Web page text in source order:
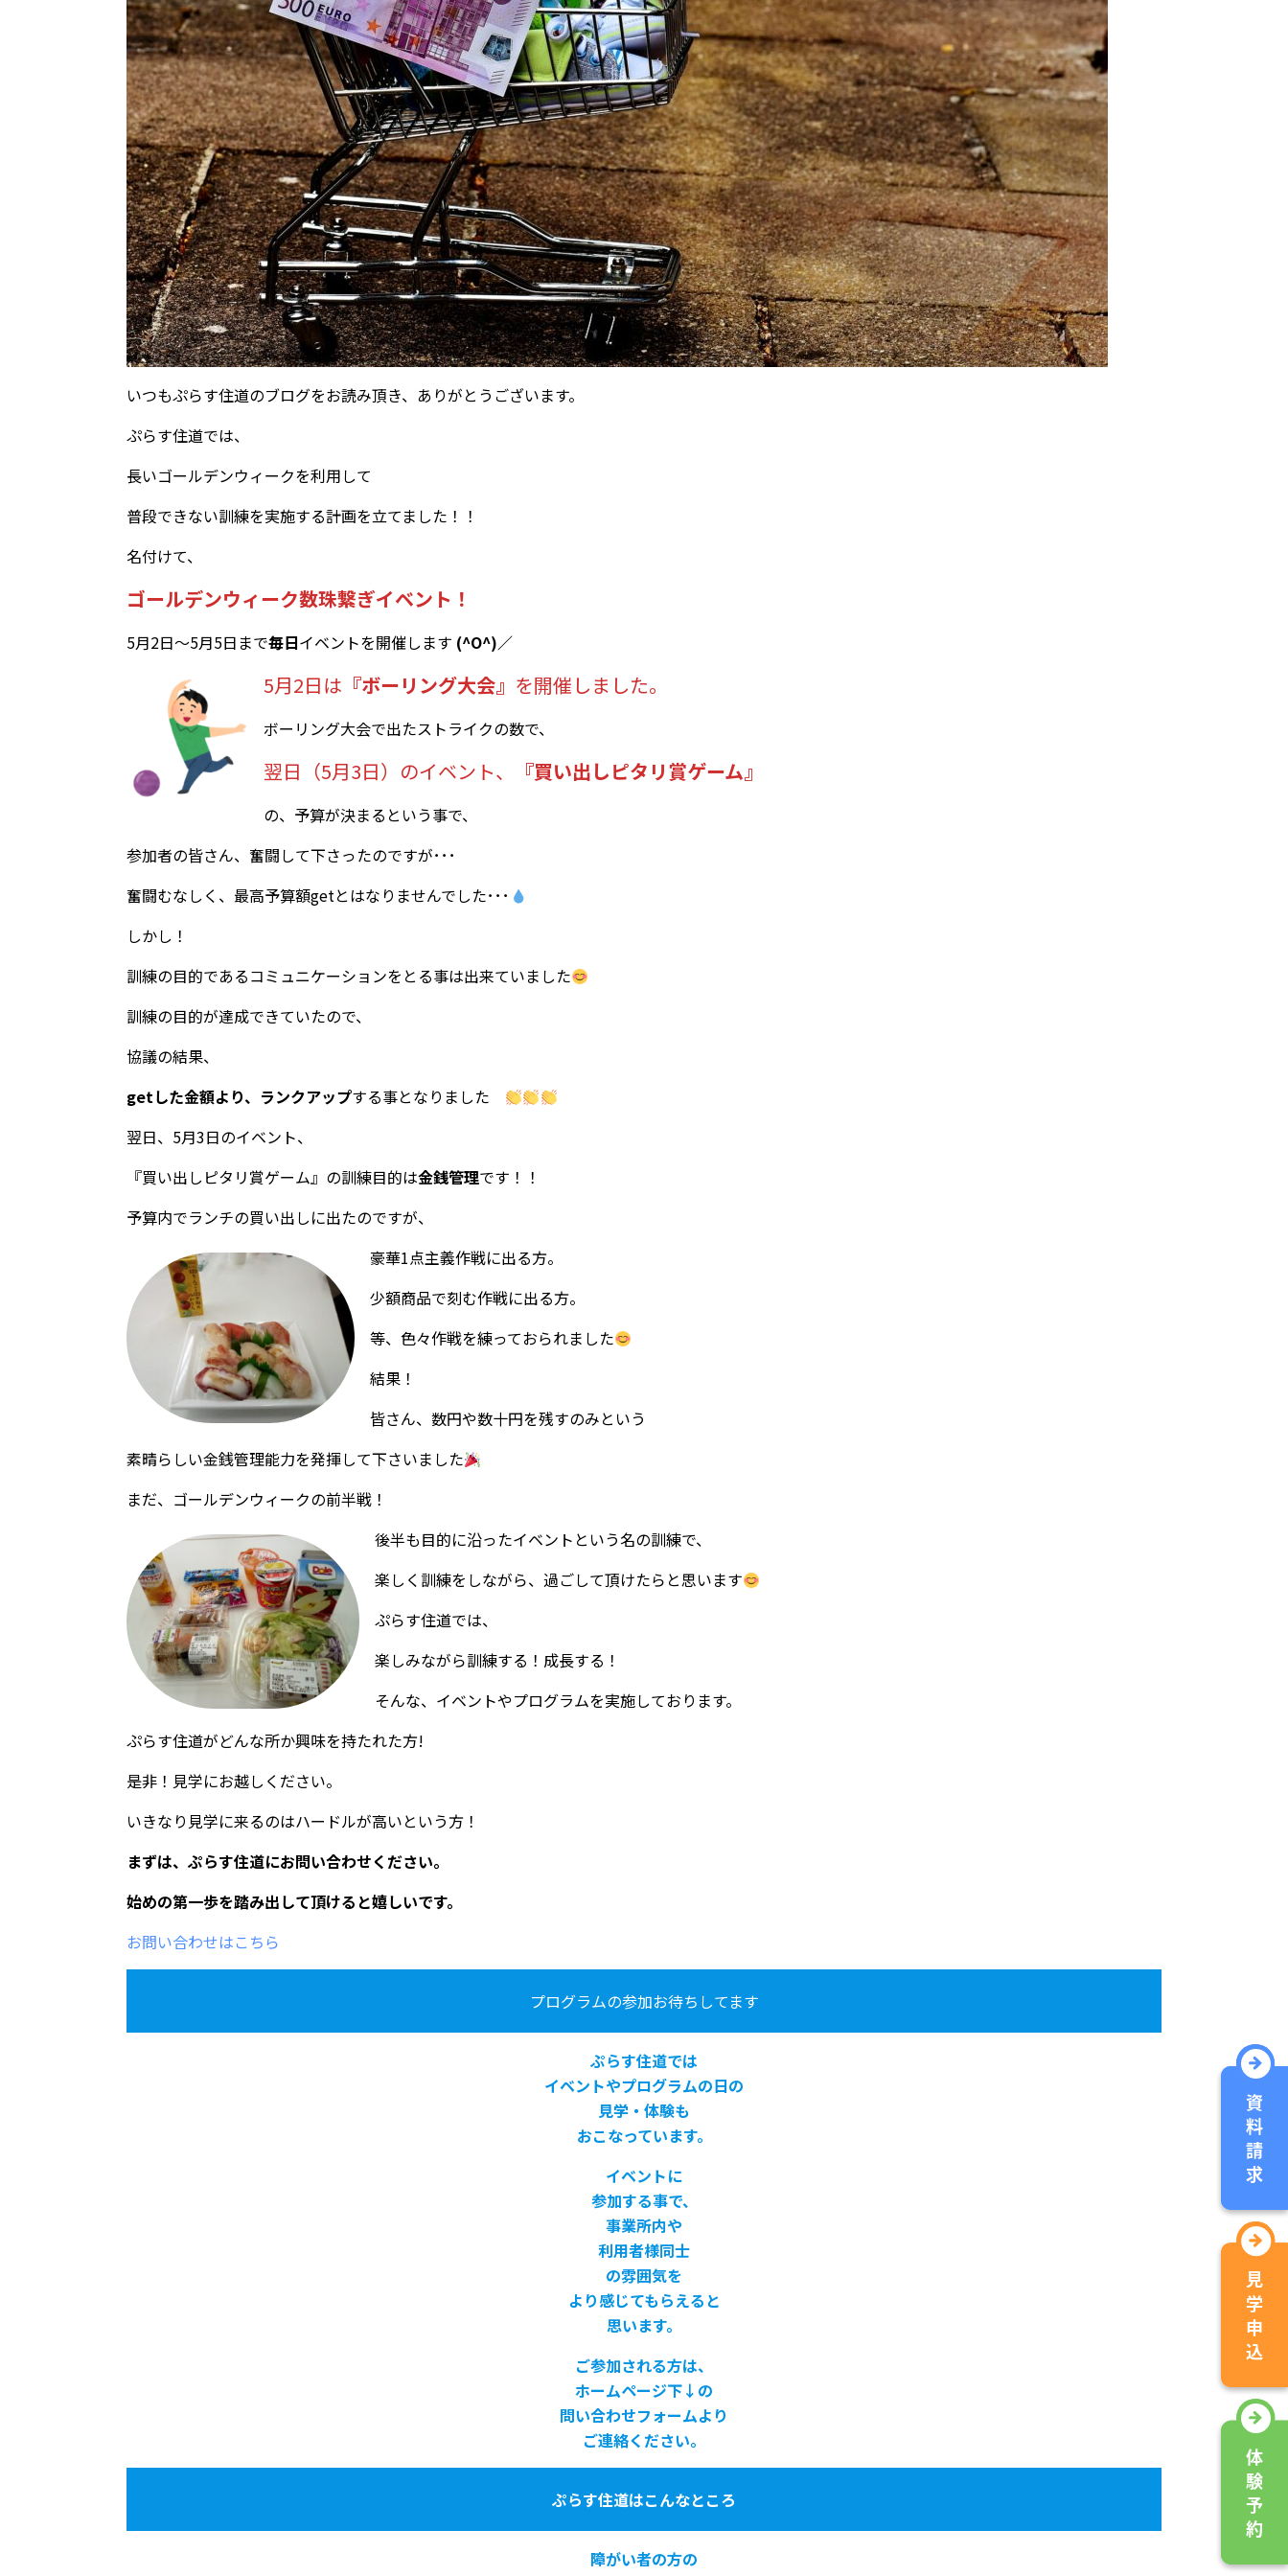
いつもぷらす住道のブログをお読み頂き、ありがとうございます。
ぷらす住道では、
長いゴールデンウィークを利用して
普段できない訓練を実施する計画を立てました！！
名付けて、
ゴールデンウィーク数珠繋ぎイベント！
5月2日～5月5日まで毎日イベントを開催します (^O^)／
5月2日は 『ボーリング大会』 を開催しました。
ボーリング大会で出たストライクの数で、
翌日（5月3日）のイベント、 『買い出しピタリ賞ゲーム』
の、予算が決まるという事で、
参加者の皆さん、奮闘して下さったのですが･･･
奮闘むなしく、最高予算額getとはなりませんでした･･･
しかし！
訓練の目的であるコミュニケーションをとる事は出来ていました
訓練の目的が達成できていたので、
協議の結果、
getした金額より、ランクアップする事となりました
翌日、5月3日のイベント、
『買い出しピタリ賞ゲーム』の訓練目的は金銭管理です！！
予算内でランチの買い出しに出たのですが、
豪華1点主義作戦に出る方。
少額商品で刻む作戦に出る方。
等、色々作戦を練っておられました
結果！
皆さん、数円や数十円を残すのみという
素晴らしい金銭管理能力を発揮して下さいました
まだ、ゴールデンウィークの前半戦！
後半も目的に沿ったイベントという名の訓練で、
楽しく訓練をしながら、過ごして頂けたらと思います
ぷらす住道では、
楽しみながら訓練する！成長する！
そんな、イベントやプログラムを実施しております。
ぷらす住道がどんな所か興味を持たれた方!
是非！見学にお越しください。
いきなり見学に来るのはハードルが高いという方！
まずは、ぷらす住道にお問い合わせください。
始めの第一歩を踏み出して頂けると嬉しいです。
お問い合わせはこちら
プログラムの参加お待ちしてます
ぷらす住道では
イベントやプログラムの日の
見学・体験も
おこなっています。
イベントに
参加する事で、
事業所内や
利用者様同士
の雰囲気を
より感じてもらえると
思います。
ご参加される方は、
ホームページ下↓の
問い合わせフォームより
ご連絡ください。
ぷらす住道はこんなところ
障がい者の方の